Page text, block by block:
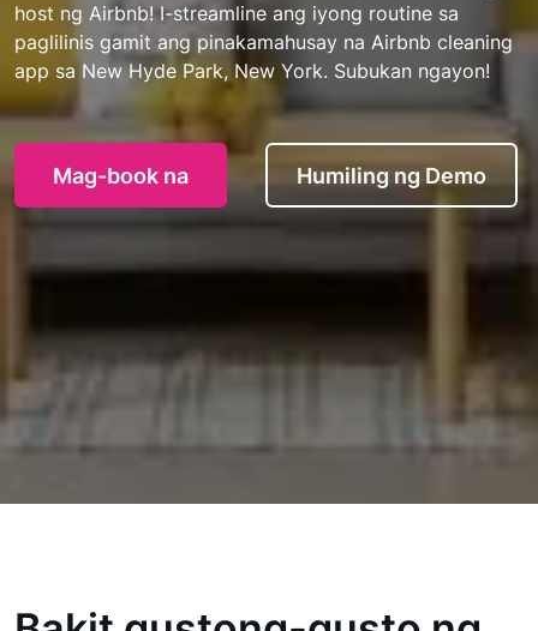
host ng Airbnb! I-streamline ang iyong routine sa
paglilinis gamit ang pinakamahusay na Airbnb cleaning
app sa New Hyde Park, New York. Subukan ngayon!
Mag-book na Humiling ng Demo